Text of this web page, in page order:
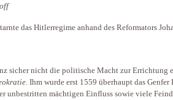
das Hitlerregime anhand des Reformators
sicher nicht die politische Macht zur Errichtung
. Ihm wurde erst 1559 überhaupt das
unbestritten mächtigen Einfluss sowie viele